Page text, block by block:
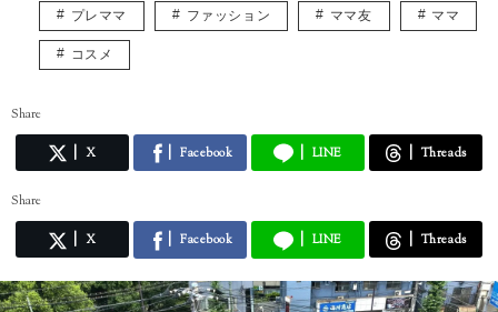
プレママ ファッション ママ友 ママ
コスメ
Share
X Facebook LINE Threads
Share
X Facebook LINE Threads